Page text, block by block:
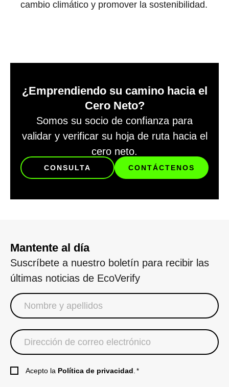
cambio climático y promover la sostenibilidad.
¿Emprendiendo su camino hacia el
Cero Neto?
Somos su socio de confianza para
validar y verificar su hoja de ruta hacia el
cero neto.
CONSULTA CONTÁCTENOS
Mantente al día
Suscríbete a nuestro boletín para recibir las
últimas noticias de EcoVerify
Acepto la Política de privacidad *